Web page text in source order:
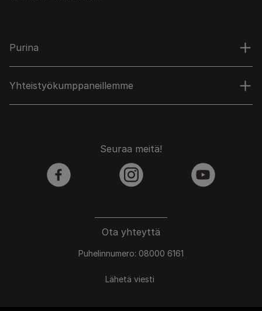
Purina
Yhteistyökumppaneillemme
Ota yhteyttä
Puhelinnumero: 08000 6161
Lähetä viesti
Seuraa meitä!
facebook instagram youtube